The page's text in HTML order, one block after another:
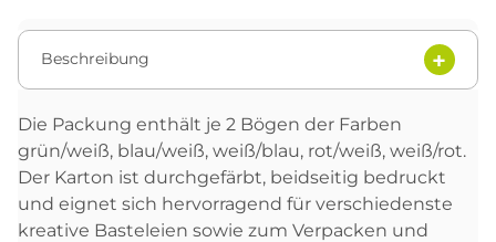
Beschreibung
Die Packung enthält je 2 Bögen der Farben
grün/weiß, blau/weiß, weiß/blau, rot/weiß, weiß/rot.
Der Karton ist durchgefärbt, beidseitig bedruckt
und eignet sich hervorragend für verschiedenste
kreative Basteleien sowie zum Verpacken und